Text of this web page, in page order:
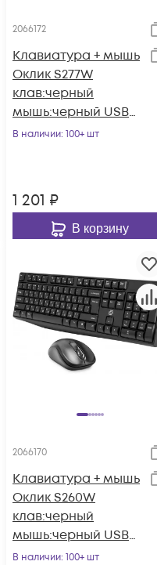
2066172
Клавиатура + мышь
Оклик S277W
клав:черный
мышь:черный USB
беспроводная
В наличии: 100+ шт
1 201 ₽
В корзину
2066170
Клавиатура + мышь
Оклик S260W
клав:черный
мышь:черный USB
беспроводная
В наличии: 100+ шт